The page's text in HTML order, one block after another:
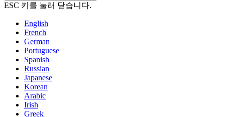
ESC 키를 눌러 닫습니다.
English
French
German
Portuguese
Spanish
Russian
Japanese
Korean
Arabic
Irish
Greek